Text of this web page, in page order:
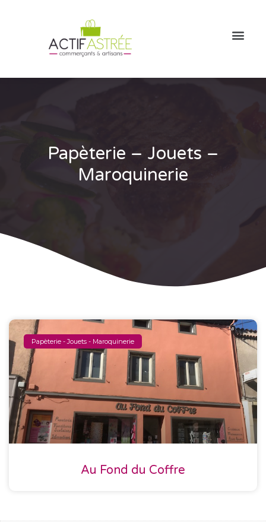
Papèterie – Jouets –
Maroquinerie
Papèterie - Jouets - Maroquinerie
Au Fond du Coffre